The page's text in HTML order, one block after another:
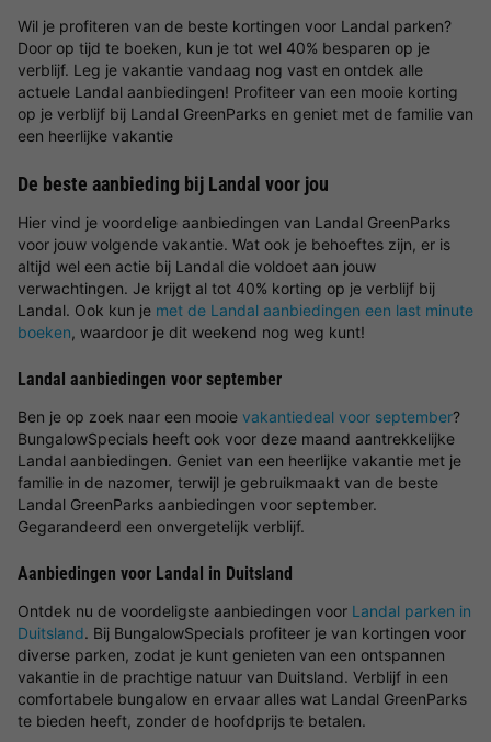
Wil je profiteren van de beste kortingen voor Landal parken?
Door op tijd te boeken, kun je tot wel 40% besparen op je
verblijf. Leg je vakantie vandaag nog vast en ontdek alle
actuele Landal aanbiedingen! Profiteer van een mooie korting
op je verblijf bij Landal GreenParks en geniet met de familie van
een heerlijke vakantie
De beste aanbieding bij Landal voor jou
Hier vind je voordelige aanbiedingen van Landal GreenParks
voor jouw volgende vakantie. Wat ook je behoeftes zijn, er is
altijd wel een actie bij Landal die voldoet aan jouw
verwachtingen. Je krijgt al tot 40% korting op je verblijf bij
Landal. Ook kun je met de Landal aanbiedingen een last minute
boeken, waardoor je dit weekend nog weg kunt!
Landal aanbiedingen voor september
Ben je op zoek naar een mooie vakantiedeal voor september?
BungalowSpecials heeft ook voor deze maand aantrekkelijke
Landal aanbiedingen. Geniet van een heerlijke vakantie met je
familie in de nazomer, terwijl je gebruikmaakt van de beste
Landal GreenParks aanbiedingen voor september.
Gegarandeerd een onvergetelijk verblijf.
Aanbiedingen voor Landal in Duitsland
Ontdek nu de voordeligste aanbiedingen voor Landal parken in
Duitsland. Bij BungalowSpecials profiteer je van kortingen voor
diverse parken, zodat je kunt genieten van een ontspannen
vakantie in de prachtige natuur van Duitsland. Verblijf in een
comfortabele bungalow en ervaar alles wat Landal GreenParks
te bieden heeft, zonder de hoofdprijs te betalen.